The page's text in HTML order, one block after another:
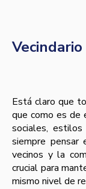
Vecindario
Está claro que
que como es de
sociales,
siempre pensar
vecinos y la
crucial para
mismo nivel de